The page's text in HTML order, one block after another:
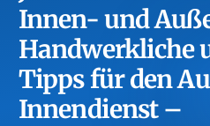
Innen- und
Handwerkliche
Tipps für den
Innendienst –